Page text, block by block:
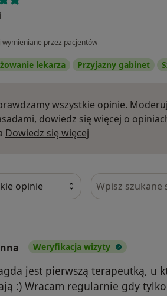
wymieniane przez pacjentów
lekarza Przyjazny gabinet
wszystkie opinie.
dowiedz się więcej o
Dowiedz się więcej
Szukaj w
Weryfikacja wizyty
jest pierwszą terapeutką, u
:) Wracam regularnie gdy